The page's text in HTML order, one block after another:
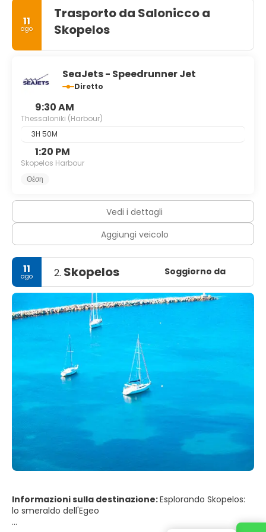
architettura moderna, intensa vita notturna e spiagge
meravigliose sono l'essenza di Salonicco. Essendo la
seconda città più grande della Grecia, Salonicco combina
più di 2.300 anni di storia con tutte le strutture e
11
ago
Trasporto da Salonicco a
Skopelos
SeaJets - Speedrunner Jet
Diretto
9:30 AM
Thessaloniki (Harbour)
3H 50M
1:20 PM
Skopelos Harbour
Θέση
Vedi i dettagli
Aggiungi veicolo
11
ago 2. Skopelos Soggiorno da
Informazioni sulla destinazione:Esplorando Skopelos:
lo smeraldo dell'Egeo